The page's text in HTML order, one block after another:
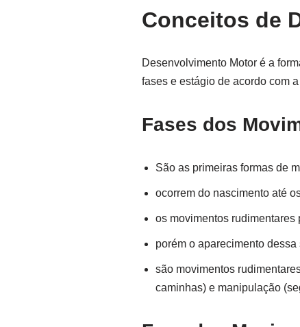
Conceitos de
Desenvolvimento Motor é a
fases e estágio de acordo com
Fases dos
São as primeiras formas de
ocorrem do nascimento até
os movimentos
porém o aparecimento
são movimentos
caminhas) e manipulação